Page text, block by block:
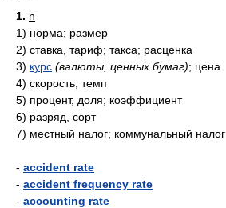
1. n
1) норма; размер
2) ставка, тариф; такса; расценка
3) курс (валюты, ценных бумаг); цена
4) скорость, темп
5) процент, доля; коэффициент
6) разряд, сорт
7) местный налог; коммунальный налог
- accident rate
- accident frequency rate
- accounting rate